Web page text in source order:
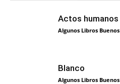
Actos humanos
Algunos Libros Buenos
Blanco
Algunos Libros Buenos